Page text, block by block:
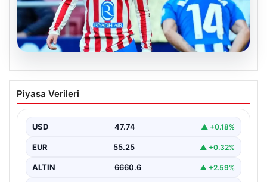
08.08.2026
River Plate, Thiago Almada ile Gücüne
Güç Kattı
Plate, transfer döneminin en çok konuşulan
isimlerinden biri…
Piyasa Verileri
USD 47.74 ▲ +0.18%
EUR 55.25 ▲ +0.32%
ALTIN 6660.6 ▲ +2.59%